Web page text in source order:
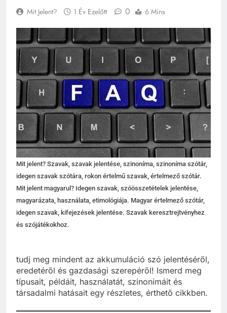
Mit Jelent? 1 Év Ezelőtt 0 6 Mins
Mit jelent? Szavak, szavak jelentése, szinoníma, szinoníma szótár,
idegen szavak szótára, rokon értelmű szavak, értelmező szótár.
Mit jelent magyarul? Idegen szavak, szóösszetételek jelentése,
magyarázata, használata, etimológiája. Magyar értelmező szótár,
idegen szavak, kifejezések jelentése. Szavak keresztrejtvényhez
és szójátékokhoz.
tudj meg mindent az akkumuláció szó jelentéséről,
eredetéről és gazdasági szerepéről! Ismerd meg
típusait, példáit, használatát, szinonimáit és
társadalmi hatásait egy részletes, érthető cikkben.